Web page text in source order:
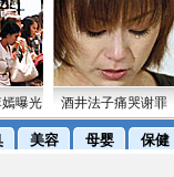
曝光 酒井法子痛哭谢罪